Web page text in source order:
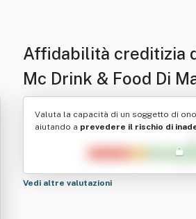
Affidabilità creditizia
Mc Drink & Food Di
Valuta la capacità di un soggetto di
aiutando a prevedere il rischio di
Vedi altre valutazioni